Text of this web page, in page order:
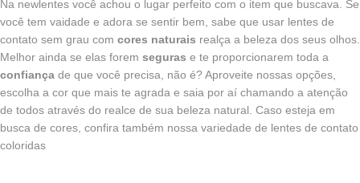
Na newlentes você achou o lugar perfeito com o item que buscava. Se
você tem vaidade e adora se sentir bem, sabe que usar lentes de
contato sem grau com cores naturais realça a beleza dos seus olhos.
Melhor ainda se elas forem seguras e te proporcionarem toda a
confiança de que você precisa, não é? Aproveite nossas opções,
escolha a cor que mais te agrada e saia por aí chamando a atenção
de todos através do realce de sua beleza natural. Caso esteja em
busca de cores, confira também nossa variedade de lentes de contato
coloridas